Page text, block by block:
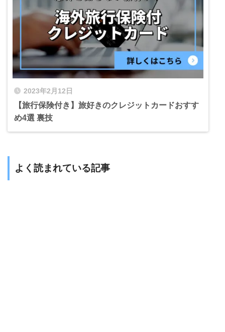
2023年2月12日
【旅行保険付き】旅好きのクレジットカードおすす
め4選 裏技
よく読まれている記事